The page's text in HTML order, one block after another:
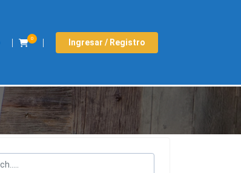
0 Ingresar / Registro